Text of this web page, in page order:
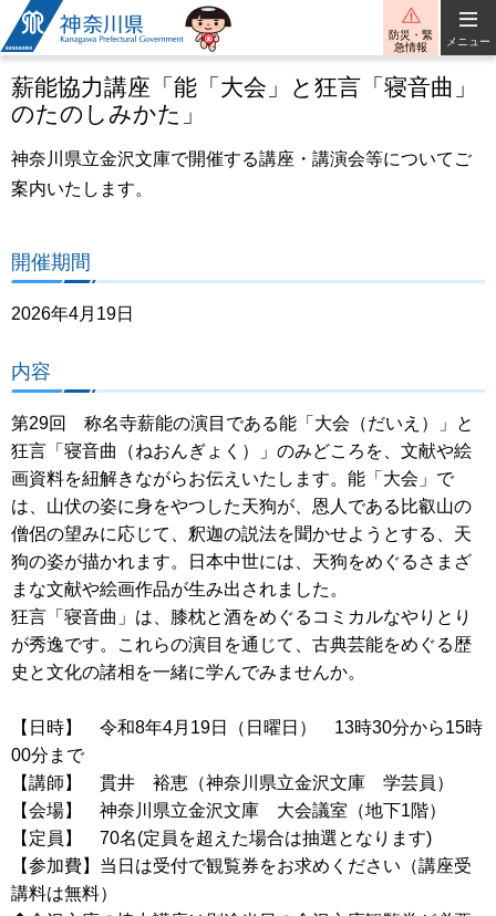
神奈川県
防災・緊
急情報
メニュー
薪能協力講座「能「大会」と狂言「寝音曲」
のたのしみかた」
神奈川県立金沢文庫で開催する講座・講演会等についてご
案内いたします。
開催期間
2026年4月19日
内容
第29回 称名寺薪能の演目である能「大会（だいえ）」と
狂言「寝音曲（ねおんぎょく）」のみどころを、文献や絵
画資料を紐解きながらお伝えいたします。能「大会」で
は、山伏の姿に身をやつした天狗が、恩人である比叡山の
僧侶の望みに応じて、釈迦の説法を聞かせようとする、天
狗の姿が描かれます。日本中世には、天狗をめぐるさまざ
まな文献や絵画作品が生み出されました。
狂言「寝音曲」は、膝枕と酒をめぐるコミカルなやりとり
が秀逸です。これらの演目を通じて、古典芸能をめぐる歴
史と文化の諸相を一緒に学んでみませんか。
【日時】 令和8年4月19日（日曜日） 13時30分から15時
00分まで
【講師】 貫井 裕恵（神奈川県立金沢文庫 学芸員）
【会場】 神奈川県立金沢文庫 大会議室（地下1階）
【定員】 70名(定員を超えた場合は抽選となります)
【参加費】当日は受付で観覧券をお求めください（講座受
講料は無料）